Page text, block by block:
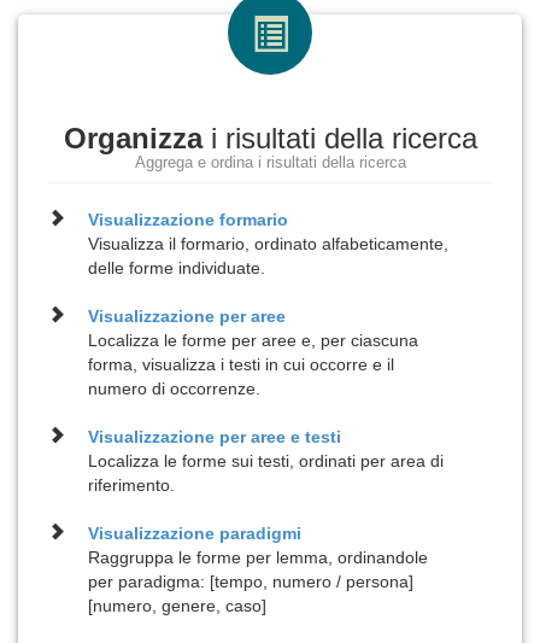
Organizzai risultati della ricerca
Aggrega e ordina i risultati della ricerca
Visualizzazioneformario
Visualizza il formario, ordinato alfabeticamente,
delle forme individuate.
Visualizzazione peraree
Localizza le forme per aree e, per ciascuna
forma, visualizza i testi in cui occorre e il
numero di occorrenze.
Visualizzazione peraree e testi
Localizza le forme sui testi, ordinati per area di
riferimento.
Visualizzazione paradigmi
Raggruppa le forme per lemma, ordinandole
per paradigma: [tempo, numero / persona]
[numero, genere, caso]